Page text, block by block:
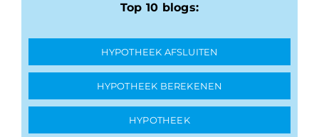
Top 10 blogs:
HYPOTHEEK AFSLUITEN
HYPOTHEEK BEREKENEN
HYPOTHEEK